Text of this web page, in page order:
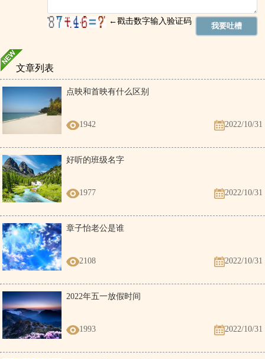
文章列表
点映和首映有什么区别
1942 2022/10/31
好听的班级名字
1977 2022/10/31
章子怡老公是谁
2108 2022/10/31
2022年五一放假时间
1993 2022/10/31